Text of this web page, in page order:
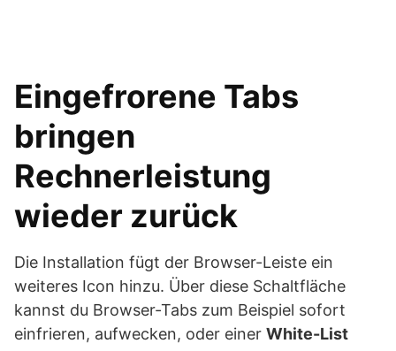
Eingefrorene Tabs
bringen
Rechnerleistung
wieder zurück
Die Installation fügt der Browser-Leiste ein
weiteres Icon hinzu. Über diese Schaltfläche
kannst du Browser-Tabs zum Beispiel sofort
einfrieren, aufwecken, oder einer White-List